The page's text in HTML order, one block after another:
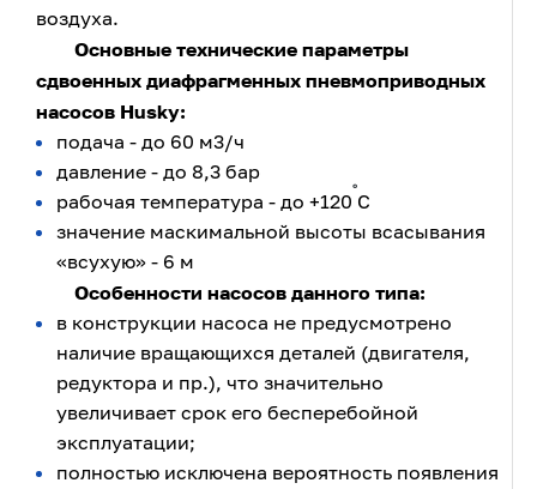
воздуха.
Основные технические параметры
сдвоенных диафрагменных пневмоприводных
насосов Husky:
подача - до 60 м3/ч
давление - до 8,3 бар
рабочая температура - до +120˚С
значение маскимальной высоты всасывания
«всухую» - 6 м
Особенности насосов данного типа:
в конструкции насоса не предусмотрено
наличие вращающихся деталей (двигателя,
редуктора и пр.), что значительно
увеличивает срок его бесперебойной
эксплуатации;
полностью исключена вероятность появления